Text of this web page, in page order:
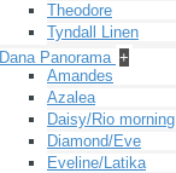
Theodore
Tyndall Linen
Dana Panorama +
Amandes
Azalea
Daisy/Rio morning
Diamond/Eve
Eveline/Latika